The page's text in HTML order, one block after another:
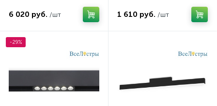
6 020 руб. /шт 1 610 руб. /шт
-29%